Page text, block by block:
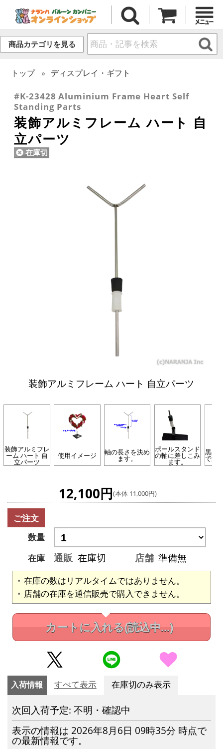
商品カテゴリを見る
トップ ディスプレイ・ギフト
#K-23428 Aluminium Frame Heart Self
Standing Parts
装飾アルミフレーム ハート 自
立パーツ
在庫切
装飾アルミフレーム ハート 自立パーツ
装飾アルミフレ
ーム ハート 自
立パーツ
使用イメージ 軸の長さを決め
ます。
ポールスタンド
の軸に差しこみ
ます。
黒の
で止
12,100円(本体 11,000円)
ご注文
数量
在庫
通販 在庫切 店舗 準備無
在庫の数はリアルタイムではありません。
店舗の在庫を通信販売で購入できません。
カートに入れる(読込中...)
入荷情報 すべて表示 在庫切のみ表示
次回入荷予定: 不明・確認中
表示の情報は 2026年8月6日 09時35分 時点で
の最新情報です。